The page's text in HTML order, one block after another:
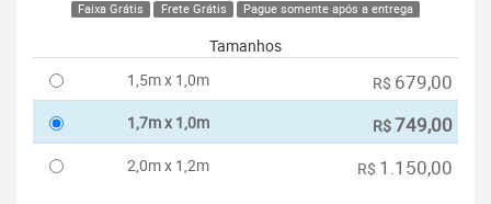
Faixa Grátis Frete Grátis Pague somente após a entrega
Tamanhos
1,5m x 1,0m
R$ 679,00
1,7m x 1,0m R$749,00
2,0m x 1,2m R$ 1.150,00